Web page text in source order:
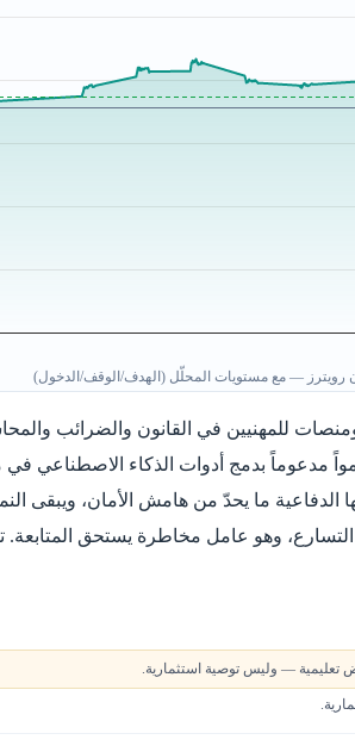
— مع مستويات المحلّل (الهدف/الوقف/الدخول)
للمهنيين في القانون والضرائب
مدعوماً بدمج أدوات الذكاء الاصطناعي في
الدفاعية ما يحدّ من هامش الأمان، ويبقى
وهو عامل مخاطرة يستحق المتابعة.
تعليمية — وليس توصية استثمارية.